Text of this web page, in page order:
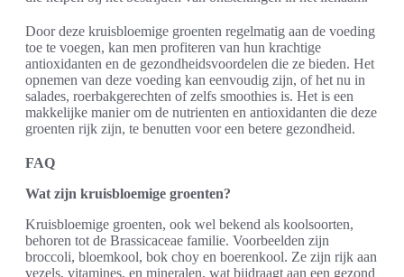
Door deze kruisbloemige groenten regelmatig aan de voeding
toe te voegen, kan men profiteren van hun krachtige
antioxidanten en de gezondheidsvoordelen die ze bieden. Het
opnemen van deze voeding kan eenvoudig zijn, of het nu in
salades, roerbakgerechten of zelfs smoothies is. Het is een
makkelijke manier om de nutrienten en antioxidanten die deze
groenten rijk zijn, te benutten voor een betere gezondheid.
FAQ
Wat zijn kruisbloemige groenten?
Kruisbloemige groenten, ook wel bekend als koolsoorten,
behoren tot de Brassicaceae familie. Voorbeelden zijn
broccoli, bloemkool, bok choy en boerenkool. Ze zijn rijk aan
vezels, vitamines, en mineralen, wat bijdraagt aan een gezond